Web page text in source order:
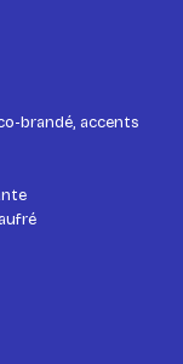
brandé, accents